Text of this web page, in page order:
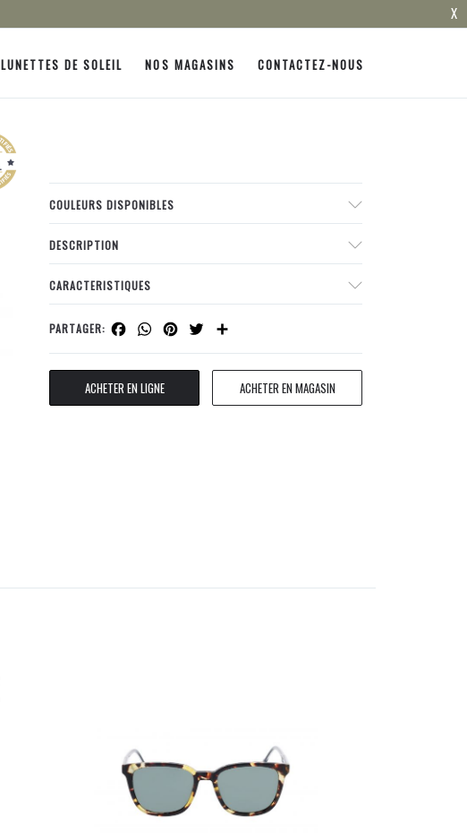
X
LUNETTES DE SOLEIL NOS MAGASINS CONTACTEZ-NOUS
COULEURS DISPONIBLES
DESCRIPTION
CARACTERISTIQUES
PARTAGER: Facebook
WhatsApp
Pinterest
Twitter
ACHETER EN LIGNE ACHETER EN MAGASIN